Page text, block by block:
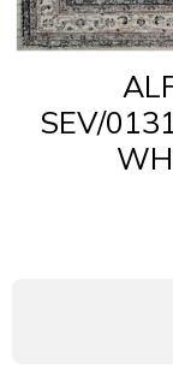
SEV/